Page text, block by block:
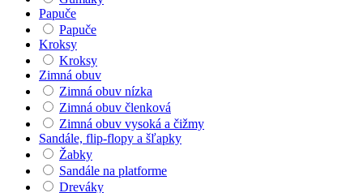
Papuče
Papuče
Kroksy
Kroksy
Zimná obuv
Zimná obuv nízka
Zimná obuv členková
Zimná obuv vysoká a čižmy
Sandále, flip-flopy a šľapky
Žabky
Sandále na platforme
Dreváky